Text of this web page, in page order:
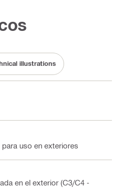
illustrations
para uso en exteriores
en el exterior (C3/C4 -